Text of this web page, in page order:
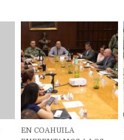
EN COAHUILA